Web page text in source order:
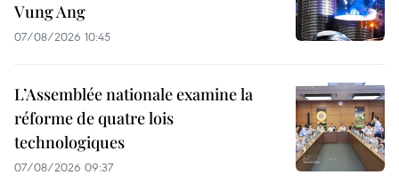
Vung Ang
07/08/2026 10:45
L’Assemblée nationale examine la
réforme de quatre lois
technologiques
07/08/2026 09:37